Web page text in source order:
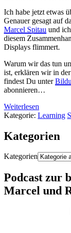
Ich habe jetzt etwas
Genauer gesagt auf
Marcel Spitau und
diesem
Displays flimmert.
Warum wir das tun
ist, erklären wir in der
findest Du unter
abonnieren…
Weiterlesen
Kategorie: Learning
Kategorien
Kategorien
Podcast zur
Marcel und